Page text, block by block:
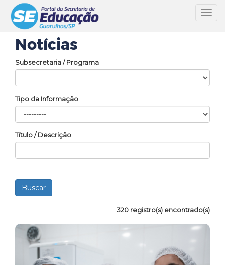
Notícias
Subsecretaria / Programa
Tipo da Informação
Título / Descrição
320 registro(s) encontrado(s)